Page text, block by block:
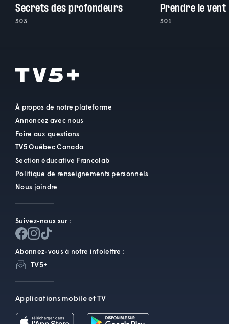
Secrets des profondeurs
S03
Prendre le vent
S01
À propos de notre plateforme
Annoncez avec nous
Foire aux questions
TV5 Québec Canada
Section éducative Francolab
Politique de renseignements personnels
Nous joindre
Suivez-nous sur :
Abonnez-vous à notre infolettre :
TV5+
Applications mobile et TV